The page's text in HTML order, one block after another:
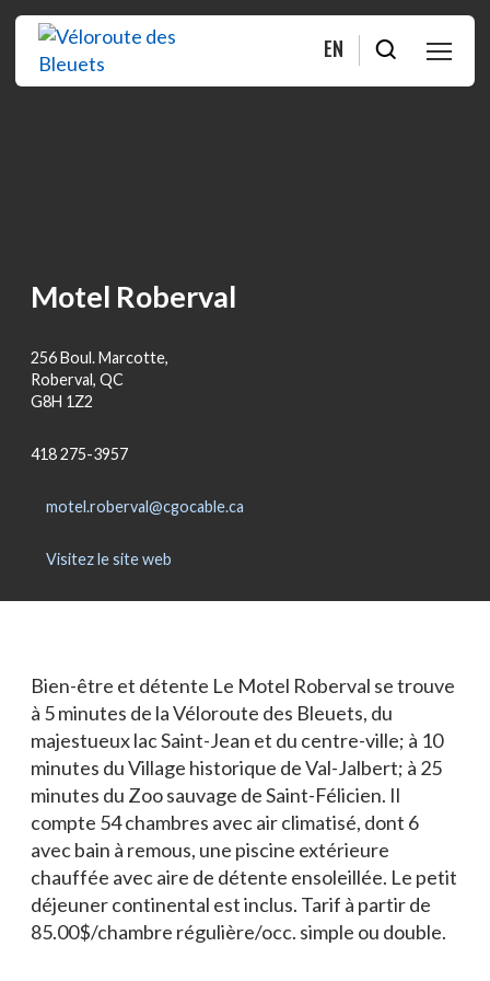
EN
À PROPOS
MOITIÉ-MOITIÉ
FAQ
Blogue
Nous joindre
Motel Roberval
256 Boul. Marcotte,
Roberval, QC
G8H 1Z2
418 275-3957
motel.roberval@cgocable.ca
Visitez le site web
Bien-être et détente Le Motel Roberval se trouve
à 5 minutes de la Véloroute des Bleuets, du
majestueux lac Saint-Jean et du centre-ville; à 10
minutes du Village historique de Val-Jalbert; à 25
minutes du Zoo sauvage de Saint-Félicien. Il
compte 54 chambres avec air climatisé, dont 6
avec bain à remous, une piscine extérieure
chauffée avec aire de détente ensoleillée. Le petit
déjeuner continental est inclus. Tarif à partir de
85.00$/chambre régulière/occ. simple ou double.